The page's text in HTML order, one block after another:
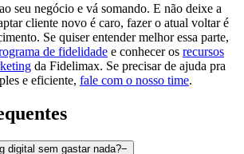
seu negócio e vá somando. E não deixe a
cliente novo é caro, fazer o atual voltar é
Se quiser entender melhor essa parte,
de fidelidade e conhecer os recursos
da Fidelimax. Se precisar de ajuda pra
e eficiente, fale com o nosso time.
digital sem gastar nada?−